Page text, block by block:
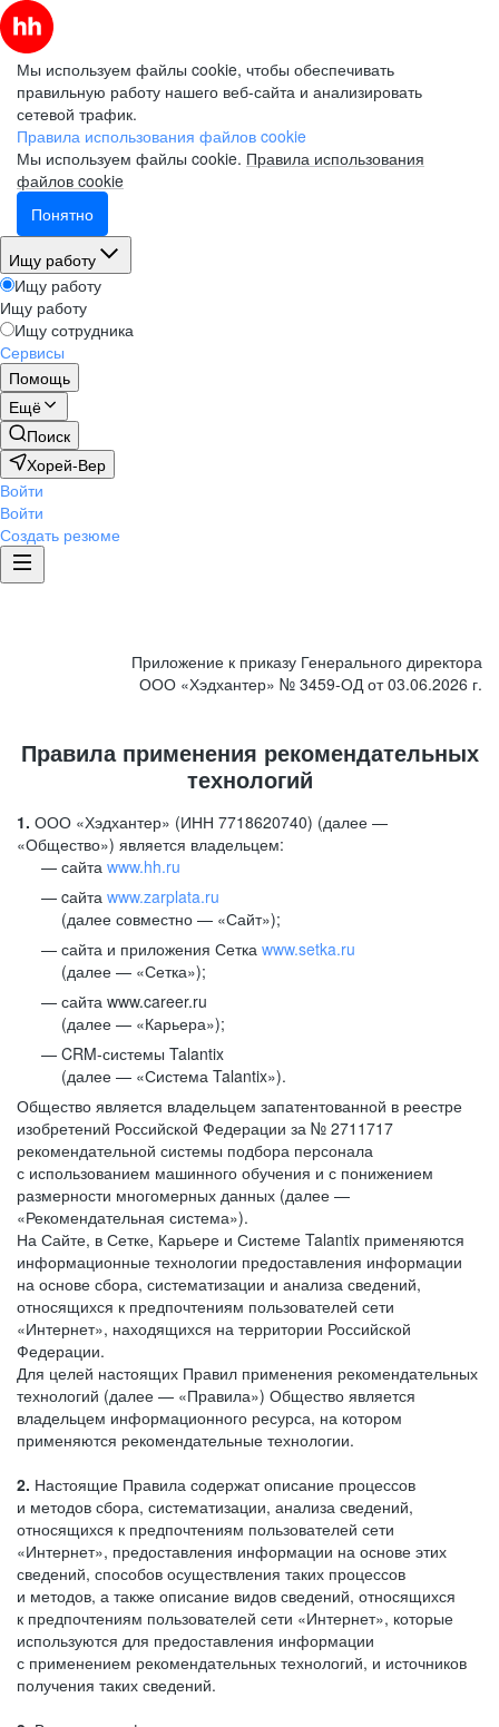
Мы используем файлы cookie, чтобы обеспечивать
правильную работу нашего веб-сайта и анализировать
сетевой трафик.
Правила использования файлов cookie
Мы используем файлы cookie. Правила использования
файлов cookie
Понятно
Ищу работу
Ищу работу
Ищу работу
Ищу сотрудника
Сервисы
Помощь
Ещё
Поиск
Хорей-Вер
Войти
Войти
Создать резюме
Приложение к приказу Генерального директора
ООО «Хэдхантер» № 3459-ОД от 03.06.2026 г.
Правила применения рекомендательных
технологий
1. ООО «Хэдхантер» (ИНН 7718620740) (далее —
«Общество») является владельцем:
сайта www.hh.ru
cайта www.zarplata.ru
(далее совместно — «Сайт»);
сайта и приложения Сетка www.setka.ru
(далее — «Сетка»);
сайта www.career.ru
(далее — «Карьера»);
CRM-системы Talantix
(далее — «Система Talantix»).
Общество является владельцем запатентованной в реестре
изобретений Российской Федерации за № 2711717
рекомендательной системы подбора персонала
с использованием машинного обучения и с понижением
размерности многомерных данных (далее —
«Рекомендательная система»).
На Сайте, в Сетке, Карьере и Системе Talantix применяются
информационные технологии предоставления информации
на основе сбора, систематизации и анализа сведений,
относящихся к предпочтениям пользователей сети
«Интернет», находящихся на территории Российской
Федерации.
Для целей настоящих Правил применения рекомендательных
технологий (далее — «Правила») Общество является
владельцем информационного ресурса, на котором
применяются рекомендательные технологии.
2. Настоящие Правила содержат описание процессов
и методов сбора, систематизации, анализа сведений,
относящихся к предпочтениям пользователей сети
«Интернет», предоставления информации на основе этих
сведений, способов осуществления таких процессов
и методов, а также описание видов сведений, относящихся
к предпочтениям пользователей сети «Интернет», которые
используются для предоставления информации
с применением рекомендательных технологий, и источников
получения таких сведений.